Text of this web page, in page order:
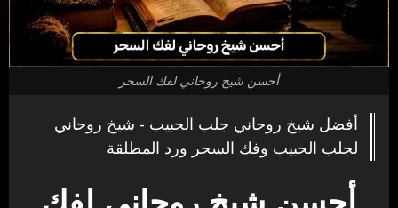
أحسن شيخ روحاني لفك السحر
أفضل شيخ روحاني جلب الحبيب - شيخ روحاني
لجلب الحبيب وفك السحر ورد المطلقة